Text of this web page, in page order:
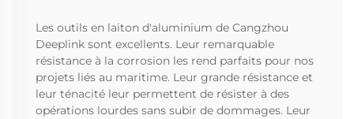
Les outils en laiton d'aluminium de Cangzhou
Deeplink sont excellents. Leur remarquable
résistance à la corrosion les rend parfaits pour nos
projets liés au maritime. Leur grande résistance et
leur ténacité leur permettent de résister à des
opérations lourdes sans subir de dommages. Leur